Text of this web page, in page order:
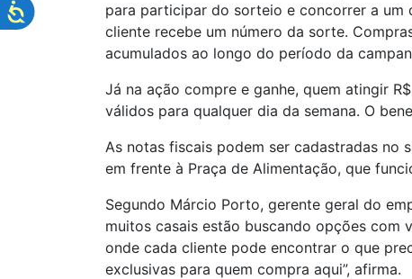
para participar do sorteio e concorrer a um
cliente recebe um número da sorte.
acumulados ao longo do período da
Já na ação compre e ganhe, quem atingir
válidos para qualquer dia da semana. O
As notas fiscais podem ser cadastradas no
em frente à Praça de Alimentação, que
Segundo Márcio Porto, gerente geral do
muitos casais estão buscando opções com
onde cada cliente pode encontrar o que
exclusivas para quem compra aqui”, afirma.